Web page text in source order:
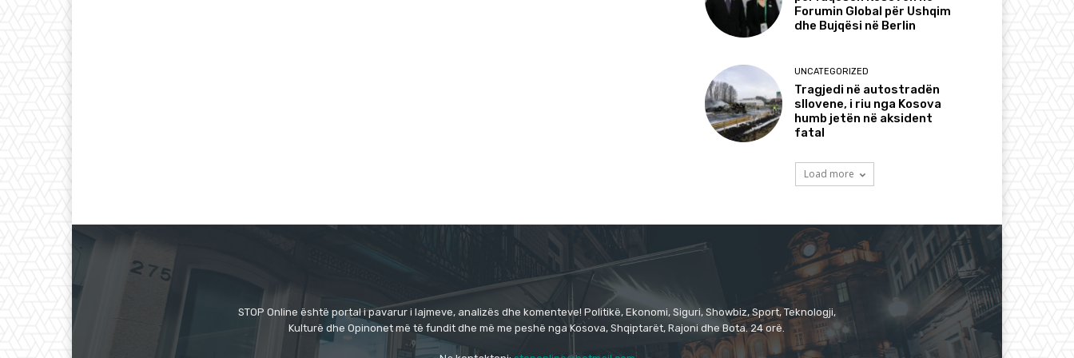
Forumin Global për Ushqim
dhe Bujqësi në Berlin
UNCATEGORIZED
Tragjedi në autostradën
sllovene, i riu nga Kosova
humb jetën në aksident
fatal
Load more
STOP Online është portal i pavarur i lajmeve, analizës dhe komenteve! Politikë, Ekonomi, Siguri, Showbiz, Sport, Teknologji,
Kulturë dhe Opinonet më të fundit dhe më me peshë nga Kosova, Shqiptarët, Rajoni dhe Bota. 24 orë.